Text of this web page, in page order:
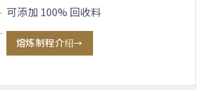
可添加 100% 回收料
熔炼制程介绍